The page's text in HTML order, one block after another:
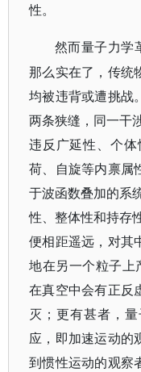
性。
然而量子力学
那么实在了，传统
均被违背或遭挑战
两条狭缝，同一干
违反广延性、个
荷、自旋等内禀属
于波函数叠加的系
性、整体性和持存
便相距遥远，对其
地在另一个粒子上
在真空中会有正反
灭；更有甚者，
应，即加速运动的
到惯性运动的观察